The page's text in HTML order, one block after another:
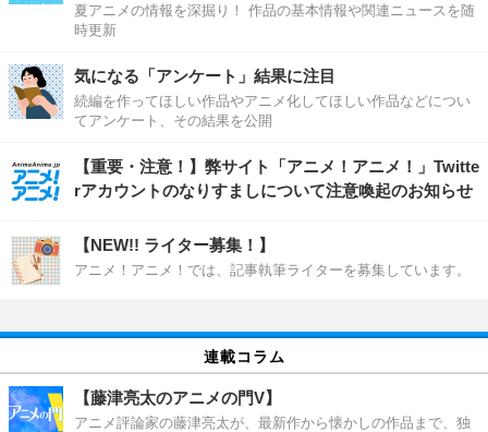
夏アニメの情報を深掘り！ 作品の基本情報や関連ニュースを随
時更新
気になる「アンケート」結果に注目
続編を作ってほしい作品やアニメ化してほしい作品などについ
てアンケート、その結果を公開
【重要・注意！】弊サイト「アニメ！アニメ！」Twitte
rアカウントのなりすましについて注意喚起のお知らせ
【NEW!! ライター募集！】
アニメ！アニメ！では、記事執筆ライターを募集しています。
連載コラム
【藤津亮太のアニメの門V】
アニメ評論家の藤津亮太が、最新作から懐かしの作品まで、独